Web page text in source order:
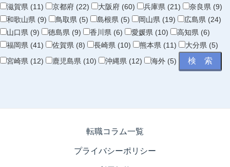
滋賀県 (11)
京都府 (22) 大阪府 (60) 兵庫県 (21)
奈良県 (9)
和歌山県 (9)
鳥取県 (5) 島根県 (5) 岡山県 (19)
広島県 (24)
山口県 (9)
徳島県 (9) 香川県 (6) 愛媛県 (10)
高知県 (6)
福岡県 (41)
佐賀県 (8) 長崎県 (10) 熊本県 (11)
大分県 (5)
宮崎県 (12)
鹿児島県 (10) 沖縄県 (12) 海外 (5)
転職コラム一覧
プライバシーポリシー